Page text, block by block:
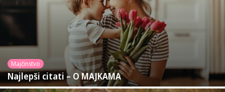
Majčinstvo
Najlepši citati – O MAJKAMA